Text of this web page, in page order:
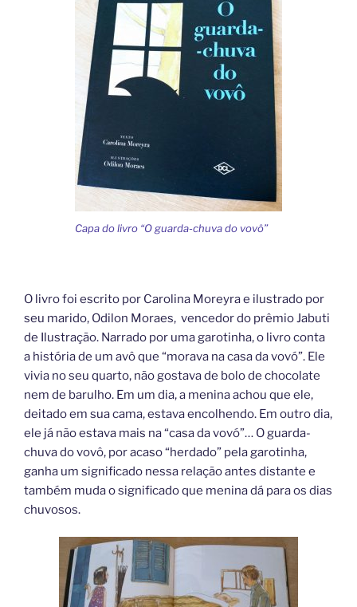
Capa do livro “O guarda-chuva do vovô”
O livro foi escrito por Carolina Moreyra e ilustrado por
seu marido, Odilon Moraes, vencedor do prêmio Jabuti
de Ilustração. Narrado por uma garotinha, o livro conta
a história de um avô que “morava na casa da vovó”. Ele
vivia no seu quarto, não gostava de bolo de chocolate
nem de barulho. Em um dia, a menina achou que ele,
deitado em sua cama, estava encolhendo. Em outro dia,
ele já não estava mais na “casa da vovó”… O guarda-
chuva do vovô, por acaso “herdado” pela garotinha,
ganha um significado nessa relação antes distante e
também muda o significado que menina dá para os dias
chuvosos.